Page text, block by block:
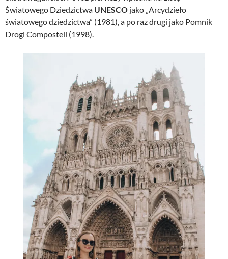
Światowego Dziedzictwa UNESCO jako „Arcydzieło
światowego dziedzictwa” (1981), a po raz drugi jako Pomnik
Drogi Composteli (1998).